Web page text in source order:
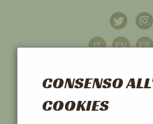
CONSENSO
COOKIES